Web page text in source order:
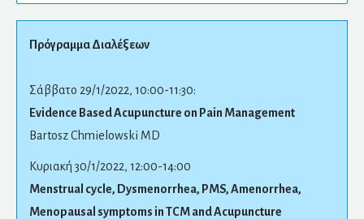
Πρόγραμμα Διαλέξεων
Σάββατο 29/1/2022, 10:00-11:30:
Evidence Based Acupuncture on Pain Management
Bartosz Chmielowski MD
Κυριακή 30/1/2022, 12:00-14:00
Menstrual cycle, Dysmenorrhea, PMS, Amenorrhea,
Menopausal symptoms in TCM and Acupuncture